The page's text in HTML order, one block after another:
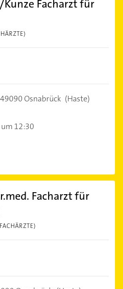
Facharzt für
49090 Osnabrück (Haste)
12:30
Facharzt für